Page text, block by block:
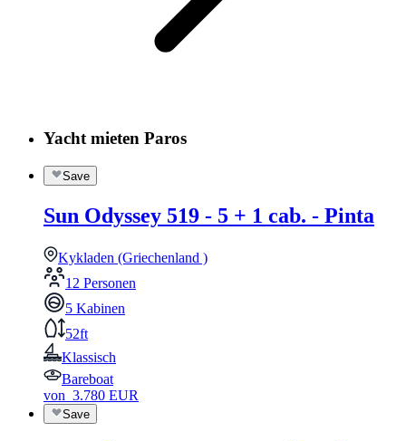
Yacht mieten Paros
Save
Sun Odyssey 519 - 5 + 1 cab. - Pinta
Kykladen (Griechenland )
12 Personen
5 Kabinen
52ft
Klassisch
Bareboat
von 3.780 EUR
Save